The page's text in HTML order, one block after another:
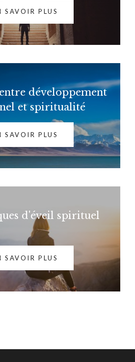
SAVOIR PLUS
développement
et spiritualité
SAVOIR PLUS
d'éveil spirituel
SAVOIR PLUS